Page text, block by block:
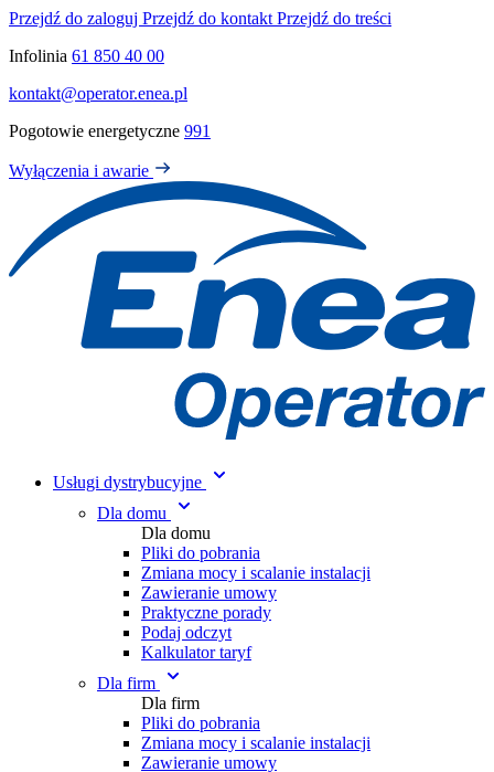
Przejdź do zaloguj Przejdź do kontakt Przejdź do treści
Infolinia 61 850 40 00
kontakt@operator.enea.pl
Pogotowie energetyczne 991
Wyłączenia i awarie
Usługi dystrybucyjne
Dla domu
Dla domu
Pliki do pobrania
Zmiana mocy i scalanie instalacji
Zawieranie umowy
Praktyczne porady
Podaj odczyt
Kalkulator taryf
Dla firm
Dla firm
Pliki do pobrania
Zmiana mocy i scalanie instalacji
Zawieranie umowy